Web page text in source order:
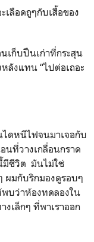
เลือดถูๆกับเสื้อของ
เก็บปืนเก่าที่กระสุน
ลังแทน “ไปต่อเถอะ
หนีไฟจนมาเจอกับ
นที่วางเกลื่อนกราด
มีชีวิต มันไม่ใช่
ผมกับริกมองดูรอบๆ
บว่าห้องทดลองใน
เล็กๆ ที่พาเราออก